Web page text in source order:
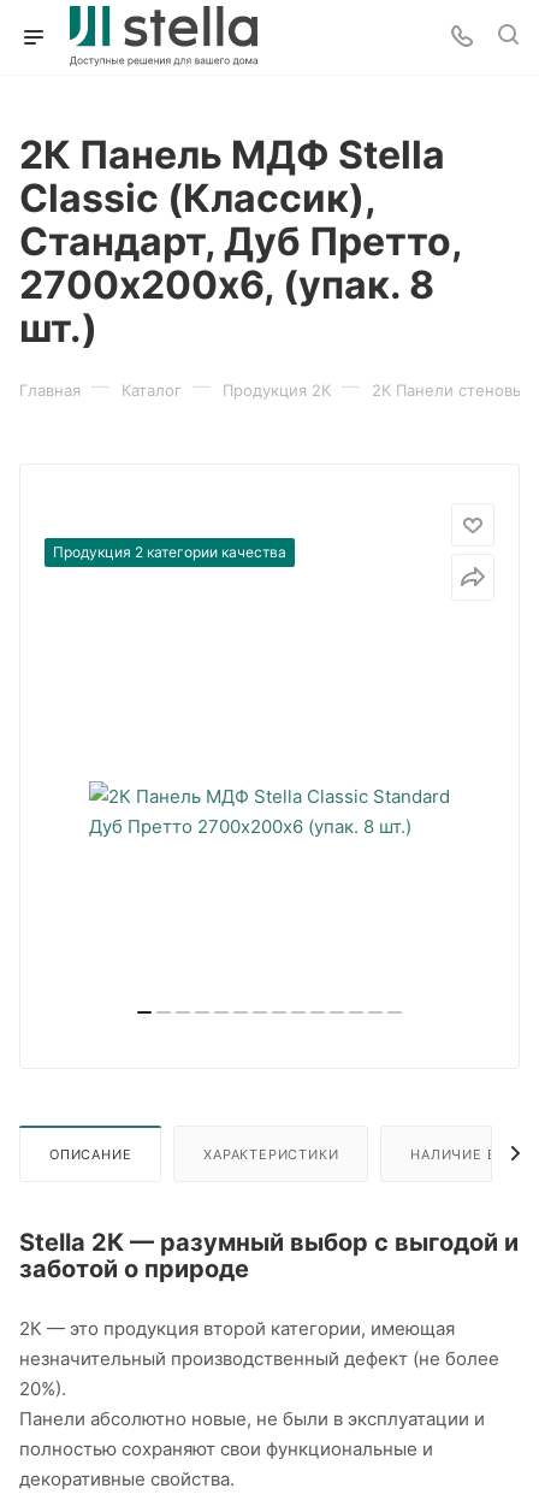
2К Панель МДФ Stella
Classic (Классик),
Стандарт, Дуб Претто,
2700х200х6, (упак. 8
шт.)
Главная — Каталог — Продукция 2К — 2К Панели стеновые
Продукция 2 категории качества
ОПИСАНИЕ ХАРАКТЕРИСТИКИ НАЛИЧИЕ В
Stella 2К — разумный выбор с выгодой и
заботой о природе
2К — это продукция второй категории, имеющая
незначительный производственный дефект (не более
20%).
Панели абсолютно новые, не были в эксплуатации и
полностью сохраняют свои функциональные и
декоративные свойства.